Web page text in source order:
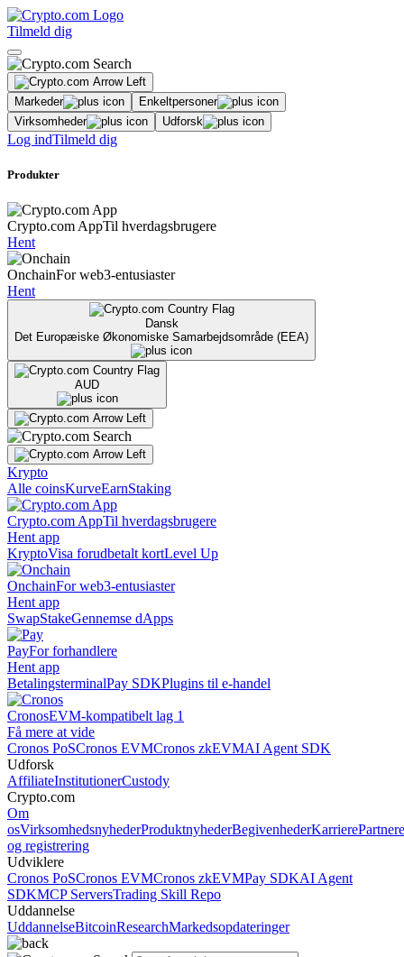
Tilmeld dig
Markeder
Enkeltpersoner
Virksomheder
Udforsk
Log indTilmeld dig
Produkter
Crypto.com AppTil hverdagsbrugere
Hent
OnchainFor web3-entusiaster
Hent
Dansk
Det Europæiske Økonomiske Samarbejdsområde (EEA)
AUD
Krypto
Alle coinsKurveEarnStaking
Crypto.com AppTil hverdagsbrugere
Hent app
KryptoVisa forudbetalt kortLevel Up
OnchainFor web3-entusiaster
Hent app
SwapStakeGennemse dApps
PayFor forhandlere
Hent app
BetalingsterminalPay SDKPlugins til e-handel
CronosEVM-kompatibelt lag 1
Få mere at vide
Cronos PoSCronos EVMCronos zkEVMAI Agent SDK
Udforsk
AffiliateInstitutionerCustody
Crypto.com
Om
osVirksomhedsnyhederProduktnyhederBegivenhederKarrierePartnere
og registrering
Udviklere
Cronos PoSCronos EVMCronos zkEVMPay SDKAI Agent
SDKMCP ServersTrading Skill Repo
Uddannelse
UddannelseBitcoinResearchMarkedsopdateringer